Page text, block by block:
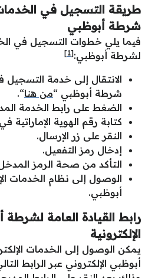
طريقة التسجيل في الخدمات
شرطة أبوظبي
فيما يلي خطوات التسجيل في
لشرطة أبوظبي:[1]
الانتقال إلى خدمة التسجيل
شرطة أبوظبي “من هنا“.
الضغط على رابط الخدمة
كتابة رقم الهوية
النقر على زر الإرسال.
إدخال رمز التفعيل.
التأكد من صحة الرمز
الوصول إلى نظام الخدمات
أبوظبي.
رابط القيادة العامة
الإلكترونية
يمكن الوصول إلى الخدمات
أبوظبي الإلكتروني عبر الرابط